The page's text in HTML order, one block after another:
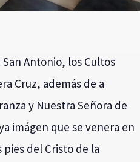
Antonio, los Cultos
Cruz, además de a
y Nuestra Señora de
imágen que se venera en
del Cristo de la